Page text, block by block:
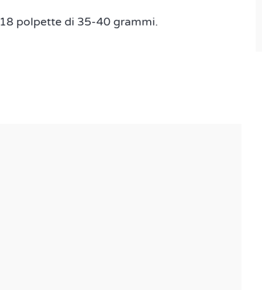
polpette di 35-40 grammi.